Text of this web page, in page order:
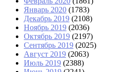
Январь 2020 (1783)
Декабрь 2019 (2108)
Ноябрь 2019 (2036)
Октябрь 2019 (2197)
Сентябрь 2019 (2025)
Август 2019 (2063)
Июль 2019 (2388)